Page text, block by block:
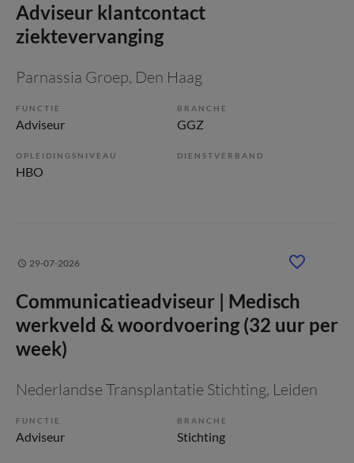
Adviseur klantcontact
ziektevervanging
Parnassia Groep, Den Haag
FUNCTIE
Adviseur
BRANCHE
GGZ
OPLEIDINGSNIVEAU
HBO
DIENSTVERBAND
29-07-2026
Communicatieadviseur | Medisch
werkveld & woordvoering (32 uur per
week)
Nederlandse Transplantatie Stichting, Leiden
FUNCTIE
Adviseur
BRANCHE
Stichting